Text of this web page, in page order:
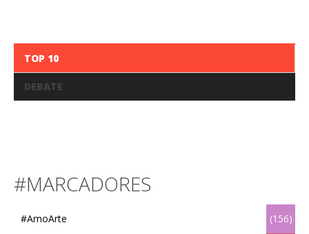
TOP 10
DEBATE
#MARCADORES
#AmoArte (156)